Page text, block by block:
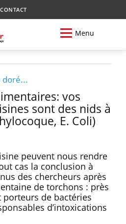
CONTACT
Menu
doré...
vos
sont des nids à
E. Coli)
peuvent nous rendre
cas la conclusion à
des chercheurs après
de torchons : près
de bactéries
d’intoxications